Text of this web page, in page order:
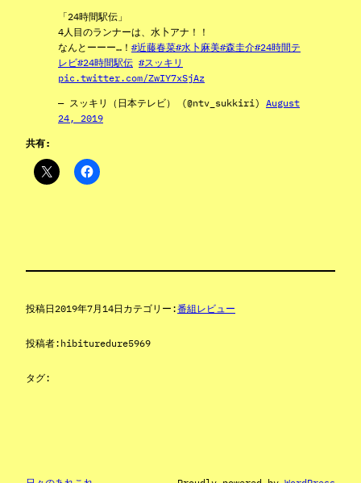
「24時間駅伝」
4人目のランナーは、水卜アナ！！
なんとーーー…！ #近藤春菜#水卜麻美#森圭介#24時間テ
レビ#24時間駅伝 #スッキリ
pic.twitter.com/ZwIY7xSjAz
— スッキリ（日本テレビ） (@ntv_sukkiri) August
24, 2019
共有:
投稿日2019年7月14日 カテゴリー:番組レビュー
投稿者: hibituredure5969
タグ: